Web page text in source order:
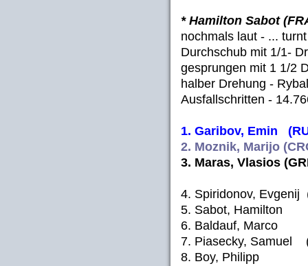
* Hamilton Sabot
nochmals laut - ...
Durchschub mit 1/1-
gesprungen mit 1 1/2
halber Drehung -
Ausfallschritten -
1. Garibov, Emin
2. Moznik, Marijo
3. Maras, Vlasios
4. Spiridonov, Evgenij
5. Sabot, Hamilton
6. Baldauf, Marco
7. Piasecky, Samuel
8. Boy, Philipp